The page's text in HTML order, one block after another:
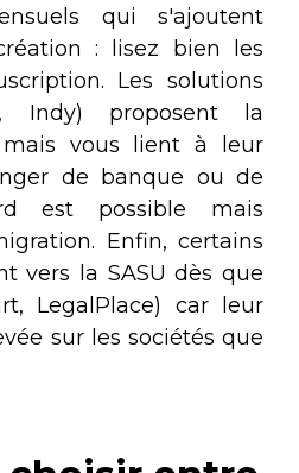
qui s'ajoutent
: lisez bien les
Les solutions
Indy) proposent la
vous lient à leur
de banque ou de
est possible mais
Enfin, certains
vers la SASU dès que
LegalPlace) car leur
sur les sociétés que